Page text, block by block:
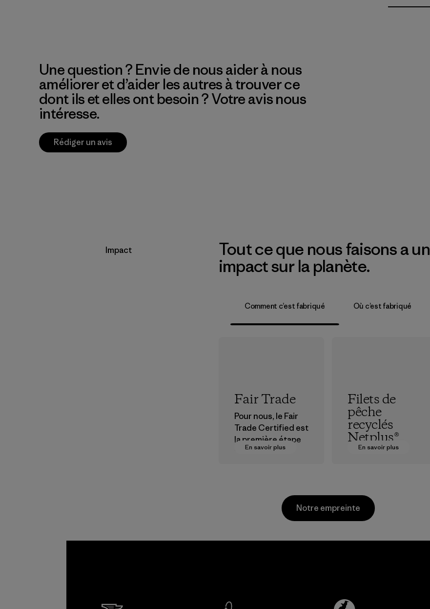
Une question ? Envie de nous aider à nous
améliorer et d’aider les autres à trouver ce
dont ils et elles ont besoin ? Votre avis nous
intéresse.
Rédiger un avis
Impact
Tout ce que nous faisons a un
impact sur la planète.
Comment c’est fabriqué Où c’est fabriqué
En savoir plus
Fair Trade
Pour nous, le Fair
Trade Certified est
la première étape
vers des
d'approvisionneme
En savoir plus
Filets de
pêche
recyclés
Netplus®
Le matériau
pêche usagés
recyclés, collectés
dans le monde
En savoir plus
Notre empreinte